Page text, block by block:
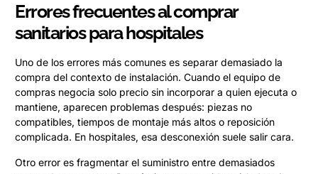
Errores frecuentes al comprar
sanitarios para hospitales
Uno de los errores más comunes es separar demasiado la
compra del contexto de instalación. Cuando el equipo de
compras negocia solo precio sin incorporar a quien ejecuta o
mantiene, aparecen problemas después: piezas no
compatibles, tiempos de montaje más altos o reposición
complicada. En hospitales, esa desconexión suele salir cara.
Otro error es fragmentar el suministro entre demasiados